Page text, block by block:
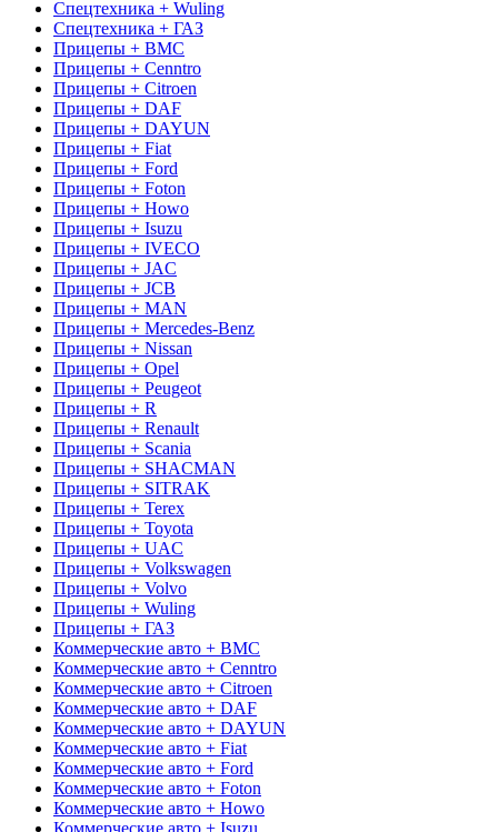
Спецтехника + Wuling
Спецтехника + ГАЗ
Прицепы + BMC
Прицепы + Cenntro
Прицепы + Citroen
Прицепы + DAF
Прицепы + DAYUN
Прицепы + Fiat
Прицепы + Ford
Прицепы + Foton
Прицепы + Howo
Прицепы + Isuzu
Прицепы + IVECO
Прицепы + JAC
Прицепы + JCB
Прицепы + MAN
Прицепы + Mercedes-Benz
Прицепы + Nissan
Прицепы + Opel
Прицепы + Peugeot
Прицепы + R
Прицепы + Renault
Прицепы + Scania
Прицепы + SHACMAN
Прицепы + SITRAK
Прицепы + Terex
Прицепы + Toyota
Прицепы + UAC
Прицепы + Volkswagen
Прицепы + Volvo
Прицепы + Wuling
Прицепы + ГАЗ
Коммерческие авто + BMC
Коммерческие авто + Cenntro
Коммерческие авто + Citroen
Коммерческие авто + DAF
Коммерческие авто + DAYUN
Коммерческие авто + Fiat
Коммерческие авто + Ford
Коммерческие авто + Foton
Коммерческие авто + Howo
Коммерческие авто + Isuzu